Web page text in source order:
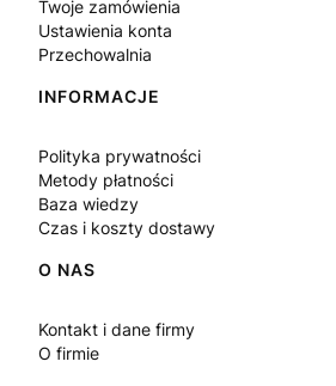
Twoje zamówienia
Ustawienia konta
Przechowalnia
INFORMACJE
Polityka prywatności
Metody płatności
Baza wiedzy
Czas i koszty dostawy
O NAS
Kontakt i dane firmy
O firmie